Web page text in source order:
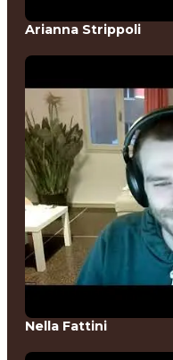
Arianna Strippoli
Nella Fattini